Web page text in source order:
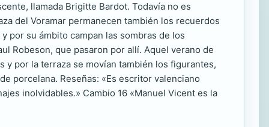
llamada Brigitte Bardot. Todavía no es
del Voramar permanecen también los recuerdos
por su ámbito campan las sombras de los
Robeson, que pasaron por allí. Aquel verano de
y por la terraza se movían también los figurantes,
porcelana. Reseñas: «Es escritor valenciano
inolvidables.» Cambio 16 «Manuel Vicent es la